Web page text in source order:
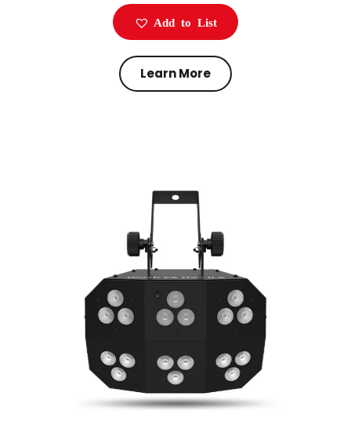
Add to List
Learn More